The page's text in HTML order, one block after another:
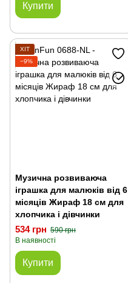
Купити
ХІТ
−9%
Музична розвиваюча
іграшка для малюків від 6
місяців Жираф 18 см для
хлопчика і дівчинки
534 грн 590 грн
В наявності
Купити